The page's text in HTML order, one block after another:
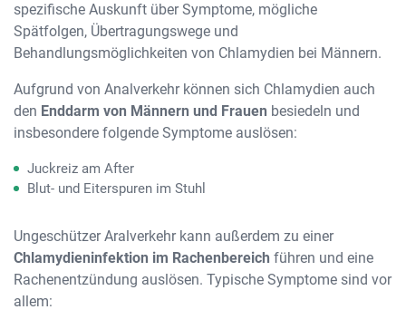
spezifische Auskunft über Symptome, mögliche
Spätfolgen, Übertragungswege und
Behandlungsmöglichkeiten von Chlamydien bei Männern.
Aufgrund von Analverkehr können sich Chlamydien auch
den Enddarm von Männern und Frauen besiedeln und
insbesondere folgende Symptome auslösen:
Juckreiz am After
Blut- und Eiterspuren im Stuhl
Ungeschützer Aralverkehr kann außerdem zu einer
Chlamydieninfektion im Rachenbereich führen und eine
Rachenentzündung auslösen. Typische Symptome sind vor
allem: